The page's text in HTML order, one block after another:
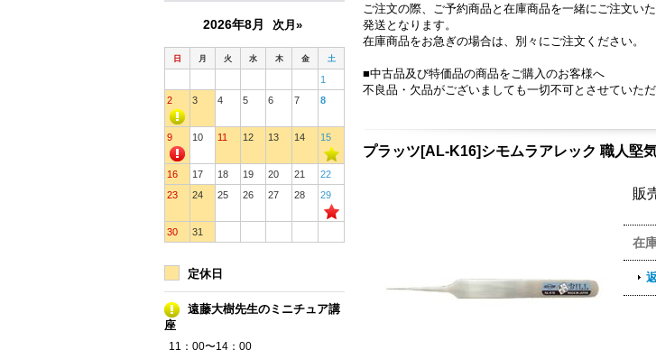
2026年8月 次月»
日 月 火 水 木 金 土
1
2
3 4 5 6 7 8
9 10 11 12 13 14 15
16 17 18 19 20 21
22
23
24 25 26 27 28 29
30 31
定休日
遠藤大樹先生のミニチュア講
座
11：00〜14：00
ご注文の際、ご予約商品と在庫商品を一緒にご注文い
発送となります。
在庫商品をお急ぎの場合は、別々にご注文ください。
■中古品及び特価品の商品をご購入のお客様へ
不良品・欠品がございましても一切不可とさせていた
プラッツ[AL-K16]シモムラアレック 職人堅
販
在